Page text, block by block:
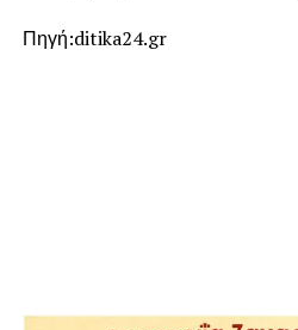
Πηγή:ditika24.gr